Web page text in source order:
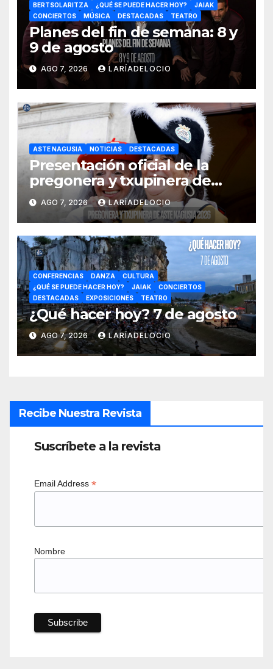
BERTSOLARITZA ¿QUÉ SE PUEDE HACER HOY?
JAIAK
CONCIERTOS
MÚSICA DESTACADAS TEATRO
Planes del fin de semana: 8 y
9 de agosto
AGO 7, 2026 LARÍADELOCIO
ASTE NAGUSIA NOTICIAS DESTACADAS
Presentación oficial de la
pregonera y txupinera de
Aste Nagusia 2026
AGO 7, 2026 LARÍADELOCIO
CONFERENCIAS DANZA
CULTURA
¿QUÉ SE PUEDE HACER HOY?
JAIAK
CONCIERTOS
DESTACADAS
EXPOSICIONES TEATRO
¿Qué hacer hoy? 7 de agosto
AGO 7, 2026 LARÍADELOCIO
Recibe Nuestra Revista
Suscríbete a la revista
Email Address *
Nombre